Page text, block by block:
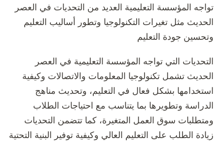
تواجه المؤسسة التعليمية العديد من التحديات في العصر
الحديث مثل تغيرات التكنولوجيا وتطور أساليب التعليم
وتحسين جودة التعليم
التحديات التي تواجه المؤسسة التعليمية في العصر
الحديث تشمل تكنولوجيا المعلومات والاتصالات وكيفية
استخدامها بشكل فعال في التعليم، وتحديث مناهج
الدراسة وتطويرها بما يتناسب مع احتياجات الطلاب
ومتطلبات سوق العمل المتغيرة، كما تتضمن التحديات
زيادة الطلب على التعليم العالي وكيفية توفير البنية التحتية